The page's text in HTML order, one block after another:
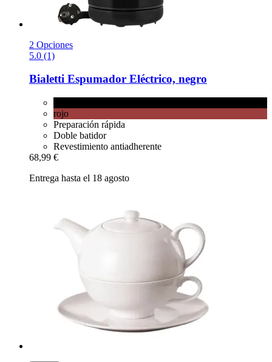
2 Opciones
5.0 (1)
Bialetti Espumador Eléctrico, negro
rojo
Preparación rápida
Doble batidor
Revestimiento antiadherente
68,99 €
Entrega hasta el 18 agosto